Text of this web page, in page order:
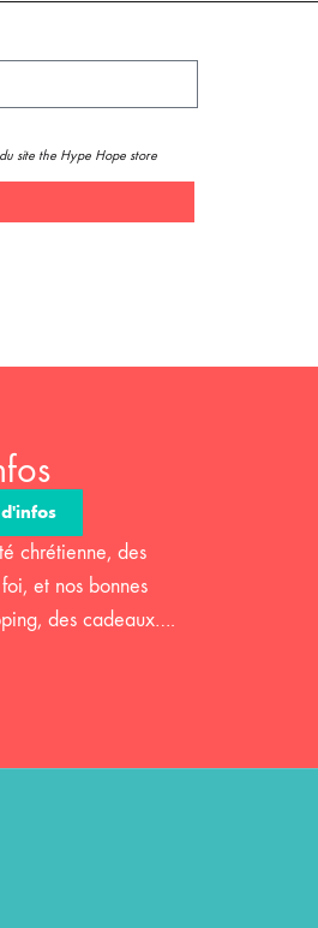
site the Hype Hope store
chrétienne, des
et nos bonnes
des cadeaux….